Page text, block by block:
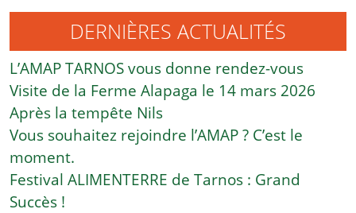
DERNIÈRES ACTUALITÉS
L’AMAP TARNOS vous donne rendez-vous
Visite de la Ferme Alapaga le 14 mars 2026
Après la tempête Nils
Vous souhaitez rejoindre l’AMAP ? C’est le
moment.
Festival ALIMENTERRE de Tarnos : Grand
Succès !